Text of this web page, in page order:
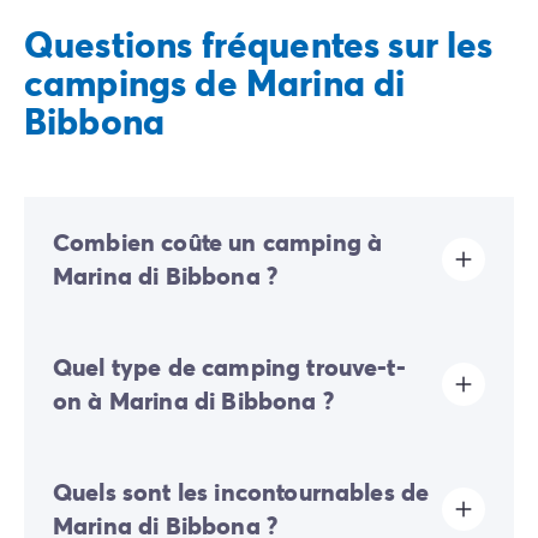
Questions fréquentes sur les
campings de Marina di
Bibbona
Combien coûte un camping à
Marina di Bibbona ?
Bibbona dépend de nombreux critères : date du
séjour, nombre d'étoiles, infrastructures (piscine,
terrain de sport, bouatiques, services, type
Quel type de camping trouve-t-
on à Marina di Bibbona ?
campings étoilés et hébergements en mobil-home de
qualité. Chaque établissement offre à ses clients des
Quels sont les incontournables de
Marina di Bibbona ?